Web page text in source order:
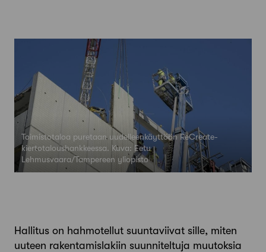
Toimistotaloa puretaan uudelleenkäyttöön ReCreate-
kiertotaloushankkeessa. Kuva: Eetu
Lehmusvaara/Tampereen yliopisto
Hallitus on hahmotellut suuntaviivat sille, miten
uuteen rakentamislakiin suunniteltuja muutoksia